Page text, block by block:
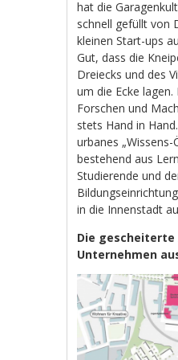
hat die
schnell gefüllt von
kleinen Start-ups
Gut, dass die
Dreiecks und des
um die Ecke lagen.
Forschen und
stets Hand in
urbanes „Wissens-
bestehend aus
Studierende und
in die Innenstadt
Die gescheiterte
Unternehmen